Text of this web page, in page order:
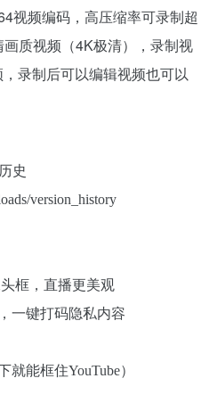
视频编码，高压缩率可录制超
质视频（4K极清），录制视
录制后可以编辑视频也可以
史
version_history
框，直播更美观
一键打码隐私内容
能框住YouTube）